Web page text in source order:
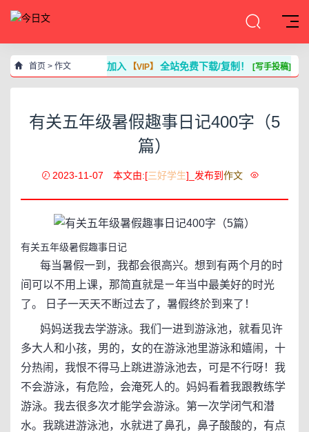
首页 > 作文 加入【VIP】 全站免费下载/复制！ [写手投稿]
有关五年级暑假趣事日记400字（5
篇）
2023-11-07 本文由:[三好学生]_发布到 作文
有关五年级暑假趣事日记
每当暑假一到，我都会很高兴。想到有两个月的时
间可以不用上课，那简直就是ㄧ年当中最美好的时光
了。 日子一天天不断过去了，暑假终於到来了！
妈妈送我去学游泳。我们一进到游泳池，就看见许
多大人和小孩，男的，女的在游泳池里游泳和嬉闹，十
分热闹，我恨不得马上跳进游泳池去，可是不行呀！我
不会游泳，有危险，会淹死人的。妈妈看着我跟教练学
游泳。我去很多次才能学会游泳。第一次学闭气和潜
水。我跳进游泳池，水就进了鼻孔，鼻子酸酸的，有点